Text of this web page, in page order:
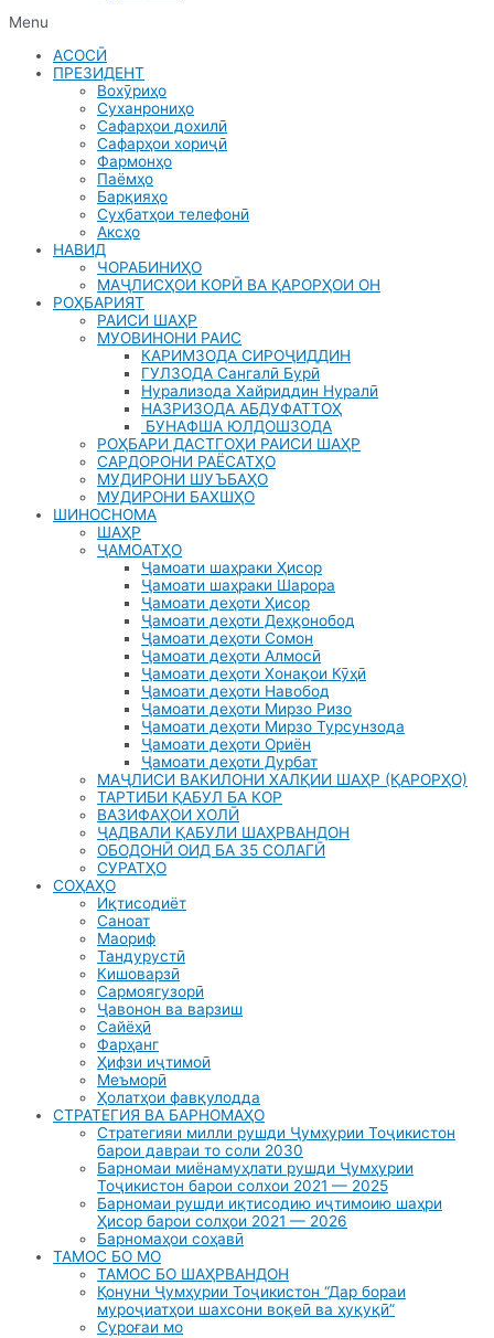
Menu
АСОСӢ
ПРЕЗИДЕНТ
Вохӯриҳо
Суханрониҳо
Сафарҳои дохилӣ
Сафарҳои хориҷӣ
Фармонҳо
Паёмҳо
Барқияҳо
Суҳбатҳои телефонӣ
Аксҳо
НАВИД
ЧОРАБИНИҲО
МАҶЛИСҲОИ КОРӢ ВА ҚАРОРҲОИ ОН
РОҲБАРИЯТ
РАИСИ ШАҲР
МУОВИНОНИ РАИС
КАРИМЗОДА СИРОҶИДДИН
ГУЛЗОДА Сангалӣ Бурӣ
Нурализода Хайриддин Нуралӣ
НАЗРИЗОДА АБДУФАТТОҲ
БУНАФША ЮЛДОШЗОДА
РОҲБАРИ ДАСТГОҲИ РАИСИ ШАҲР
САРДОРОНИ РАЁСАТҲО
МУДИРОНИ ШУЪБАҲО
МУДИРОНИ БАХШҲО
ШИНОСНОМА
ШАҲР
ҶАМОАТҲО
Ҷамоати шаҳраки Ҳисор
Ҷамоати шаҳраки Шарора
Ҷамоати деҳоти Ҳисор
Ҷамоати деҳоти Деҳқонобод
Ҷамоати деҳоти Сомон
Ҷамоати деҳоти Алмосӣ
Ҷамоати деҳоти Хонақои Кӯҳӣ
Ҷамоати деҳоти Навобод
Ҷамоати деҳоти Мирзо Ризо
Ҷамоати деҳоти Мирзо Турсунзода
Ҷамоати деҳоти Ориён
Ҷамоати деҳоти Дурбат
МАҶЛИСИ ВАКИЛОНИ ХАЛҚИИ ШАҲР (ҚАРОРҲО)
ТАРТИБИ ҚАБУЛ БА КОР
ВАЗИФАҲОИ ХОЛӢ
ҶАДВАЛИ ҚАБУЛИ ШАҲРВАНДОН
ОБОДОНӢ ОИД БА 35 СОЛАГӢ
СУРАТҲО
СОҲАҲО
Иқтисодиёт
Саноат
Маориф
Тандурустӣ
Кишоварзӣ
Сармоягузорӣ
Ҷавонон ва варзиш
Сайёҳӣ
Фарҳанг
Ҳифзи иҷтимоӣ
Меъморӣ
Ҳолатҳои фавқулодда
СТРАТЕГИЯ ВА БАРНОМАҲО
Стратегияи милли рушди Ҷумҳурии Тоҷикистон
барои давраи то соли 2030
Барномаи миёнамуҳлати рушди Ҷумҳурии
Тоҷикистон барои солхои 2021 — 2025
Барномаи рушди иқтисодию иҷтимоию шаҳри
Ҳисор барои солҳои 2021 — 2026
Барномаҳои соҳавӣ
ТАМОС БО МО
ТАМОС БО ШАҲРВАНДОН
Қонуни Ҷумҳурии Тоҷикистон “Дар бораи
муроҷиатҳои шахсони воқеӣ ва ҳуқуқӣ”
Суроғаи мо